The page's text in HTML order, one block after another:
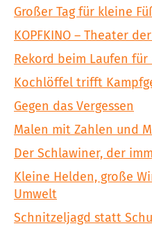
Großer Tag für kleine
KOPFKINO – Theater
Rekord beim Laufen für
Kochlöffel trifft
Gegen das Vergessen
Malen mit Zahlen und
Der Schlawiner, der
Kleine Helden, große
Umwelt
Schnitzeljagd statt